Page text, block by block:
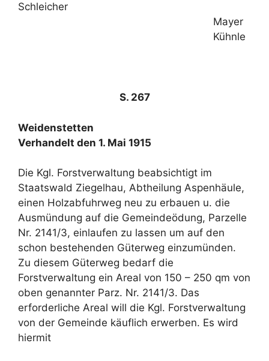
Schleicher
Mayer
Kühnle
S. 267
Weidenstetten
Verhandelt den 1. Mai 1915
Die Kgl. Forstverwaltung beabsichtigt im
Staatswald Ziegelhau, Abtheilung Aspenhäule,
einen Holzabfuhrweg neu zu erbauen u. die
Ausmündung auf die Gemeindeödung, Parzelle
Nr. 2141/3, einlaufen zu lassen um auf den
schon bestehenden Güterweg einzumünden.
Zu diesem Güterweg bedarf die
Forstverwaltung ein Areal von 150 – 250 qm von
oben genannter Parz. Nr. 2141/3. Das
erforderliche Areal will die Kgl. Forstverwaltung
von der Gemeinde käuflich erwerben. Es wird
hiermit